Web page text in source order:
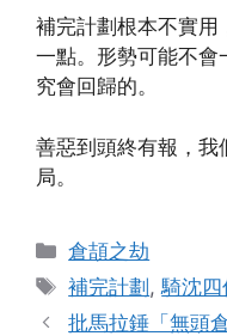
補完計劃根本不實用
一點。形勢可能不會
究會回歸的。
善惡到頭終有報，我
局。
Categories
倉頡之劫
Tags
補完計劃,騎沈四
批馬拉錘「無頭倉